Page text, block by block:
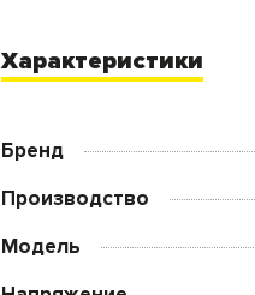
Характеристики
Бренд
Производство
Модель